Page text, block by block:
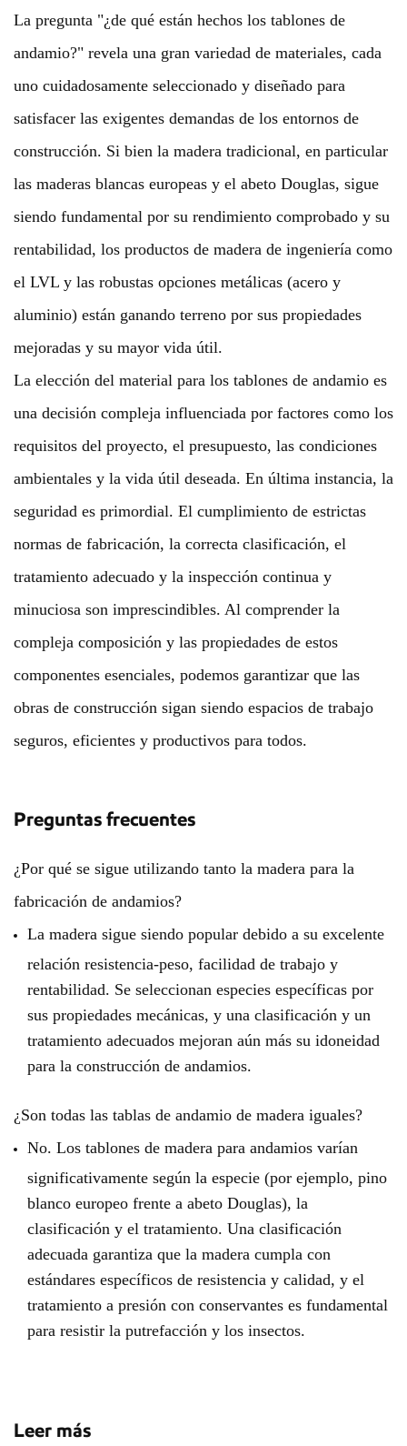
La pregunta "¿de qué están hechos los tablones de
andamio?" revela una gran variedad de materiales, cada
uno cuidadosamente seleccionado y diseñado para
satisfacer las exigentes demandas de los entornos de
construcción. Si bien la madera tradicional, en particular
las maderas blancas europeas y el abeto Douglas, sigue
siendo fundamental por su rendimiento comprobado y su
rentabilidad, los productos de madera de ingeniería como
el LVL y las robustas opciones metálicas (acero y
aluminio) están ganando terreno por sus propiedades
mejoradas y su mayor vida útil.
La elección del material para los tablones de andamio es
una decisión compleja influenciada por factores como los
requisitos del proyecto, el presupuesto, las condiciones
ambientales y la vida útil deseada. En última instancia, la
seguridad es primordial. El cumplimiento de estrictas
normas de fabricación, la correcta clasificación, el
tratamiento adecuado y la inspección continua y
minuciosa son imprescindibles. Al comprender la
compleja composición y las propiedades de estos
componentes esenciales, podemos garantizar que las
obras de construcción sigan siendo espacios de trabajo
seguros, eficientes y productivos para todos.
Preguntas frecuentes
¿Por qué se sigue utilizando tanto la madera para la
fabricación de andamios?
La madera sigue siendo popular debido a su excelente
relación resistencia-peso, facilidad de trabajo y
rentabilidad. Se seleccionan especies específicas por
sus propiedades mecánicas, y una clasificación y un
tratamiento adecuados mejoran aún más su idoneidad
para la construcción de andamios.
¿Son todas las tablas de andamio de madera iguales?
No. Los tablones de madera para andamios varían
significativamente según la especie (por ejemplo, pino
blanco europeo frente a abeto Douglas), la
clasificación y el tratamiento. Una clasificación
adecuada garantiza que la madera cumpla con
estándares específicos de resistencia y calidad, y el
tratamiento a presión con conservantes es fundamental
para resistir la putrefacción y los insectos.
Leer más